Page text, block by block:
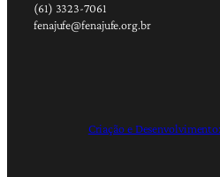
(61) 3323-7061
fenajufe@fenajufe.org.br
Criação e